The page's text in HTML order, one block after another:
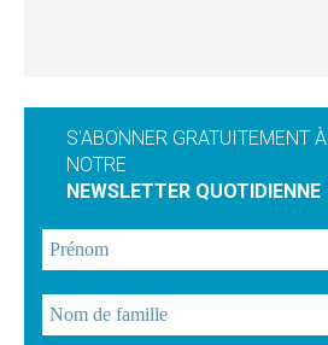
S'ABONNER GRATUITEMENT À
NOTRE
NEWSLETTER QUOTIDIENNE